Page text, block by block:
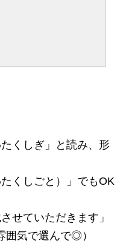
くしぎ」と読み、形
くしごと）」でもOK
せていただきます」
囲気で選んで◎）